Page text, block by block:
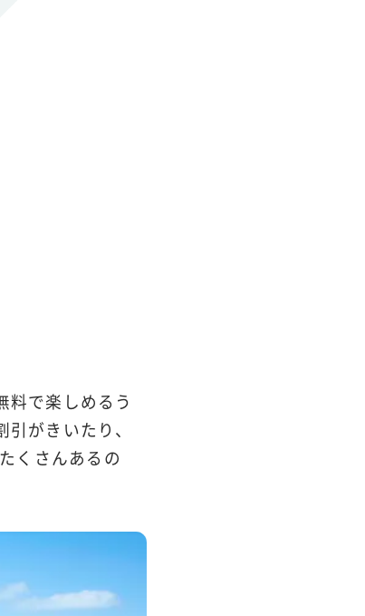
料で楽しめるう
がきいたり、
くさんあるの